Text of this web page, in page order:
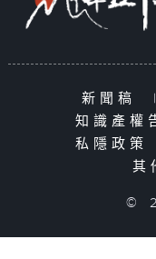
新聞稿 |
知識產權
私隱政策
其
©